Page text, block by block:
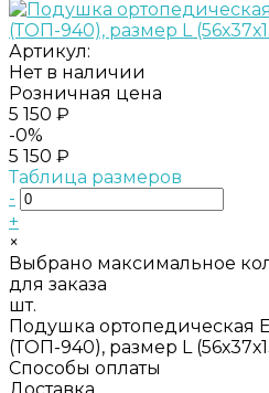
Артикул:
Нет в наличии
Розничная цена
5 150 ₽
-0%
5 150 ₽
Таблица размеров
-
+
×
Выбрано максимальное
для заказа
шт.
Подушка ортопедическая
(ТОП-940), размер L
Способы оплаты